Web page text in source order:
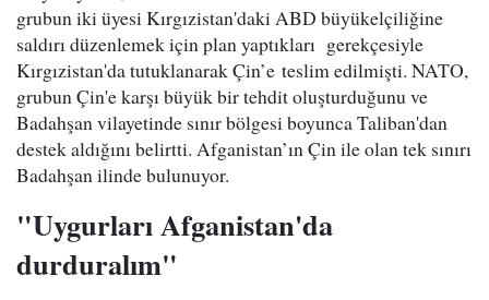
grubun iki üyesi Kırgızistan'daki ABD büyükelçiliğine
saldırı düzenlemek için plan yaptıkları gerekçesiyle
Kırgızistan'da tutuklanarak Çin’e teslim edilmişti. NATO,
grubun Çin'e karşı büyük bir tehdit oluşturduğunu ve
Badahşan vilayetinde sınır bölgesi boyunca Taliban'dan
destek aldığını belirtti. Afganistan’ın Çin ile olan tek sınırı
Badahşan ilinde bulunuyor.
"Uygurları Afganistan'da
durduralım"